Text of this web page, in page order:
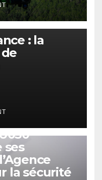
: la
ses
la sécurité